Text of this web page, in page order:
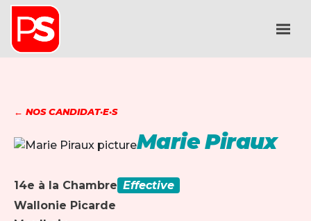
← NOS CANDIDAT·E·S
Marie Piraux
14e à la Chambre Effective
Wallonie Picarde